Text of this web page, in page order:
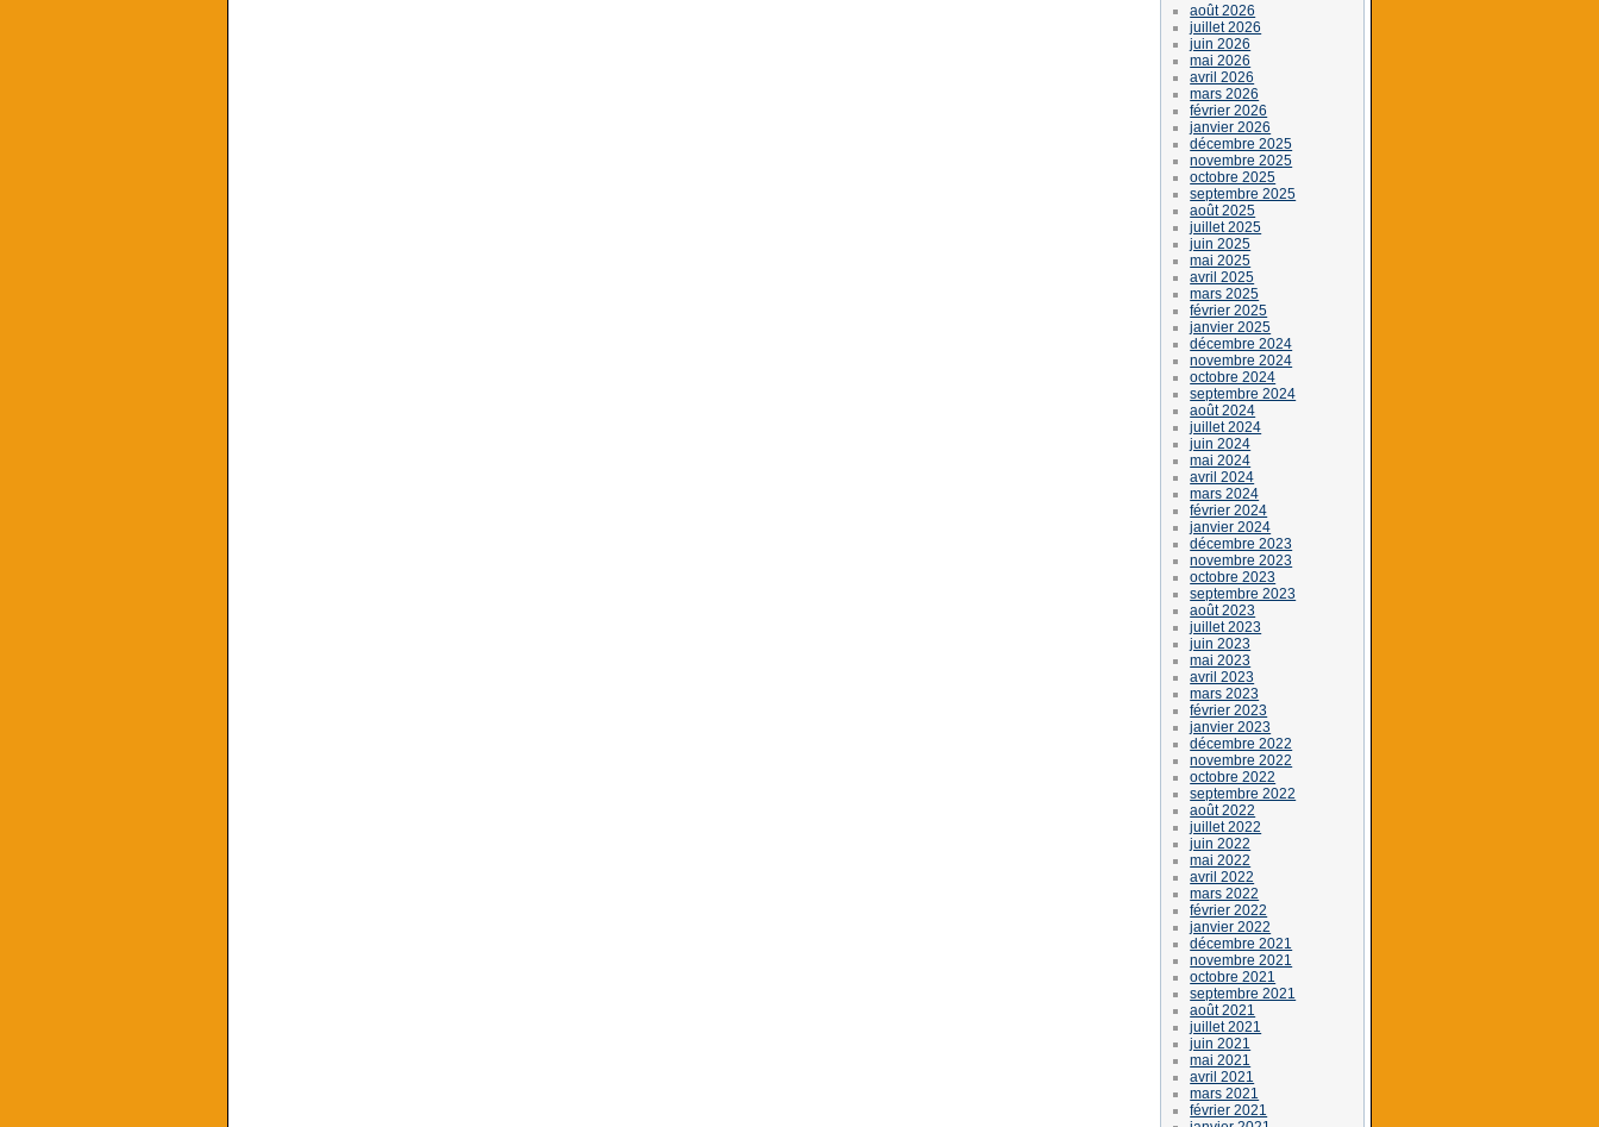
août 2026
juillet 2026
juin 2026
mai 2026
avril 2026
mars 2026
février 2026
janvier 2026
décembre 2025
novembre 2025
octobre 2025
septembre 2025
août 2025
juillet 2025
juin 2025
mai 2025
avril 2025
mars 2025
février 2025
janvier 2025
décembre 2024
novembre 2024
octobre 2024
septembre 2024
août 2024
juillet 2024
juin 2024
mai 2024
avril 2024
mars 2024
février 2024
janvier 2024
décembre 2023
novembre 2023
octobre 2023
septembre 2023
août 2023
juillet 2023
juin 2023
mai 2023
avril 2023
mars 2023
février 2023
janvier 2023
décembre 2022
novembre 2022
octobre 2022
septembre 2022
août 2022
juillet 2022
juin 2022
mai 2022
avril 2022
mars 2022
février 2022
janvier 2022
décembre 2021
novembre 2021
octobre 2021
septembre 2021
août 2021
juillet 2021
juin 2021
mai 2021
avril 2021
mars 2021
février 2021